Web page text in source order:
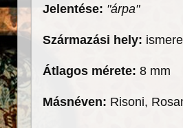
Jelentése: "árpa"
Származási hely:
Átlagos mérete: 8 mm
Másnéven: Risoni,